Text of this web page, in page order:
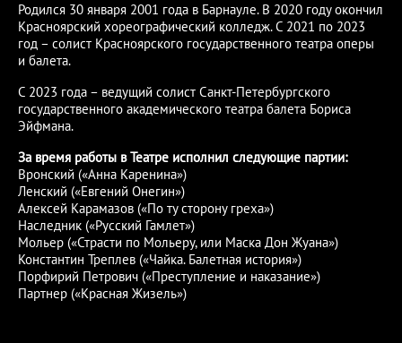
Родился 30 января 2001 года в Барнауле. В 2020 году окончил
Красноярский хореографический колледж. С 2021 по 2023
год – солист Красноярского государственного театра оперы
и балета.
С 2023 года – ведущий солист Санкт-Петербургского
государственного академического театра балета Бориса
Эйфмана.
За время работы в Театре исполнил следующие партии:
Вронский («Анна Каренина»)
Ленский («Евгений Онегин»)
Алексей Карамазов («По ту сторону греха»)
Наследник («Русский Гамлет»)
Мольер («Страсти по Мольеру, или Маска Дон Жуана»)
Константин Треплев («Чайка. Балетная история»)
Порфирий Петрович («Преступление и наказание»)
Партнер («Красная Жизель»)